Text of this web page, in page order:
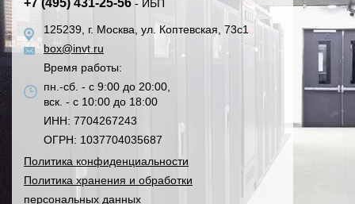
+7 (495) 431-25-56 - ИБП
125239, г. Москва, ул. Коптевская, 73с1
box@invt.ru
Время работы:
пн.-сб. - с 9:00 до 20:00,
вск. - с 10:00 до 18:00
ИНН: 7704267243
ОГРН: 1037704035687
Политика конфиденциальности
Политика хранения и обработки
персональных данных